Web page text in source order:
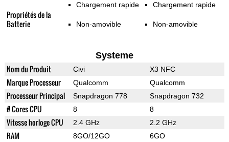
Propriétés de la
Batterie
Chargement rapide
Non-amovible
Chargement rapide
Non-amovible
Systeme
Nom du Produit Civi X3 NFC
Marque Processeur Qualcomm Qualcomm
Processeur Principal Snapdragon 778 Snapdragon 732
# Cores CPU 8 8
Vitesse horloge CPU 2.4 GHz 2.2 GHz
RAM 8GO/12GO 6GO